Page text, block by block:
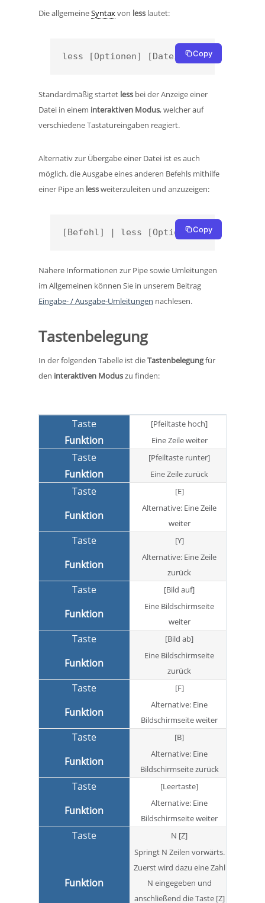
Die allgemeineSyntaxvon less lautet:
less [Optionen] [Datei] Copy
Standardmäßig startet less bei der Anzeige einer
Datei in einem interaktiven Modus, welcher auf
verschiedene Tastatureingaben reagiert.
Alternativ zur Übergabe einer Datei ist es auch
möglich, die Ausgabe eines anderen Befehls mithilfe
einer Pipe an lessweiterzuleiten und anzuzeigen:
[Befehl] | less [Optionen]Copy
Nähere Informationen zur Pipe sowie Umleitungen
im Allgemeinen können Sie in unserem Beitrag
Eingabe- / Ausgabe-Umleitungen nachlesen.
Tastenbelegung
In der folgenden Tabelle ist dieTastenbelegungfür
den interaktiven Moduszu finden:
[Pfeiltaste hoch]
Eine Zeile weiter
[Pfeiltaste runter]
Eine Zeile zurück
[E]
Alternative: Eine Zeile
weiter
[Y]
Alternative: Eine Zeile
zurück
[Bild auf]
Eine Bildschirmseite
weiter
[Bild ab]
Eine Bildschirmseite
zurück
[F]
Alternative: Eine
Bildschirmseite weiter
[B]
Alternative: Eine
Bildschirmseite zurück
[Leertaste]
Alternative: Eine
Bildschirmseite weiter
N [Z]
Springt N Zeilen vorwärts.
Zuerst wird dazu eine Zahl
N eingegeben und
anschließend die Taste [Z]